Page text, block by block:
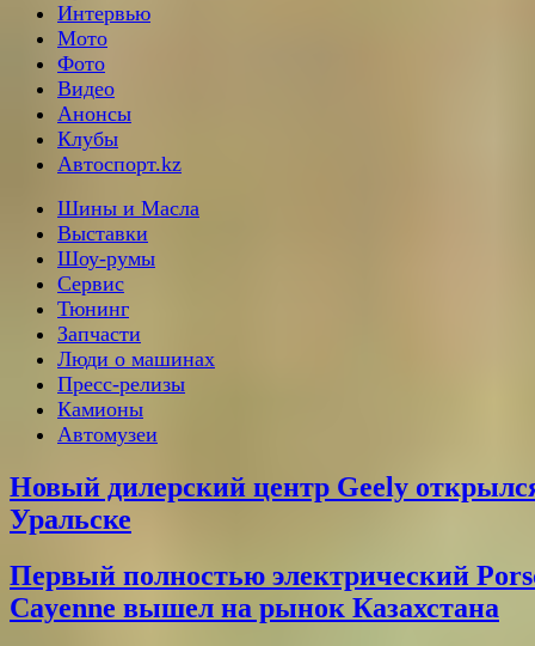
Интервью
Мото
Фото
Видео
Анонсы
Клубы
Автоспорт.kz
Шины и Масла
Выставки
Шоу-румы
Сервис
Тюнинг
Запчасти
Люди о машинах
Пресс-релизы
Камионы
Автомузеи
Новый дилерский центр Geely
Уральске
Первый полностью электрический
Cayenne вышел на рынок Казахстана